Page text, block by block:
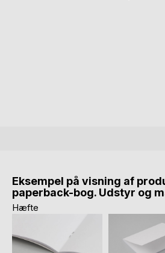
Eksempel på visning af
paperback-bog. Udstyr og
Hæfte